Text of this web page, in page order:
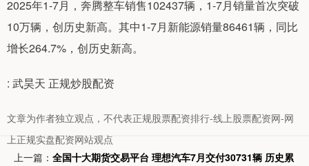
2025年1-7月，奔腾整车销售102437辆，1-7月销量首次突破
10万辆，创历史新高。其中1-7月新能源销量86461辆，同比
增长264.7%，创历史新高。
: 武昊天 正规炒股配资
文章为作者独立观点，不代表正规股票配资排行-线上股票配资网-网
上正规实盘配资网站观点
上一篇： 全国十大期货交易平台 理想汽车7月交付30731辆 历史累